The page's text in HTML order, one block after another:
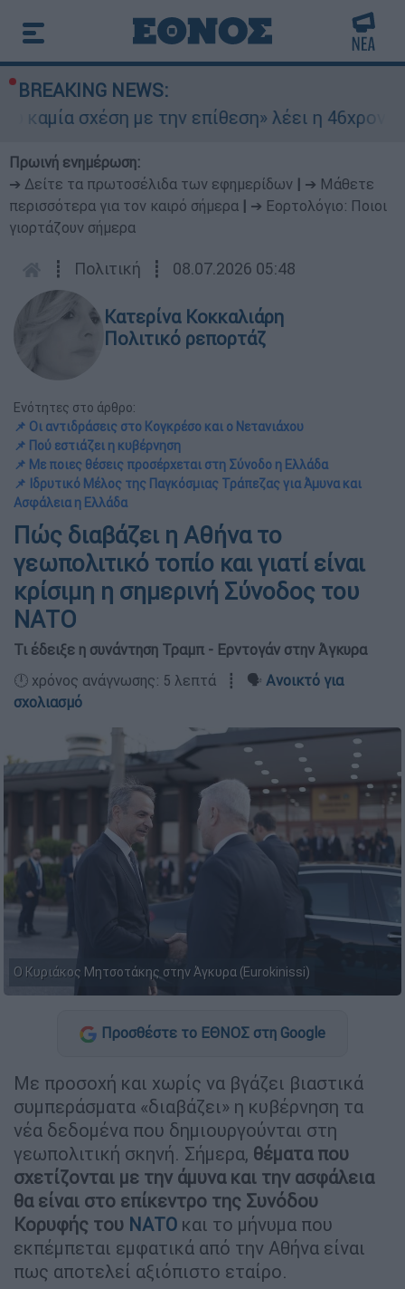
BREAKING NEWS:
σχέση με την επίθεση» λέει η 46χρονη - Τι
Πρωινή ενημέρωση:
➔ Δείτε τα πρωτοσέλιδα των εφημερίδων
➔ Μάθετε
περισσότερα για τον καιρό σήμερα
➔ Εορτολόγιο: Ποιοι
γιορτάζουν σήμερα
┋ Πολιτική ┋ 08.07.2026 05:48
Κατερίνα Κοκκαλιάρη
Πολιτικό ρεπορτάζ
Ενότητες στο άρθρο:
📌 Οι αντιδράσεις στο Κογκρέσο και ο Νετανιάχου
📌 Πού εστιάζει η κυβέρνηση
📌 Με ποιες θέσεις προσέρχεται στη Σύνοδο η Ελλάδα
📌 Ιδρυτικό Μέλος της Παγκόσμιας Τράπεζας για Άμυνα και
Ασφάλεια η Ελλάδα
Πώς διαβάζει η Αθήνα το
γεωπολιτικό τοπίο και γιατί είναι
κρίσιμη η σημερινή Σύνοδος του
ΝΑΤΟ
Τι έδειξε η συνάντηση Τραμπ - Ερντογάν στην Άγκυρα
🕛 χρόνος ανάγνωσης: 5 λεπτά ┋ 🗣️ Ανοικτό για
σχολιασμό
Ο Κυριάκος Μητσοτάκης στην Άγκυρα (Eurokinissi)
Προσθέστε το ΕΘΝΟΣ στη Google
Με προσοχή και χωρίς να βγάζει βιαστικά
συμπεράσματα «διαβάζει» η κυβέρνηση τα
νέα δεδομένα που δημιουργούνται στη
γεωπολιτική σκηνή. Σήμερα, θέματα που
σχετίζονται με την άμυνα και την ασφάλεια
θα είναι στο επίκεντρο της Συνόδου
Κορυφής του ΝΑΤΟ και το μήνυμα που
εκπέμπεται εμφατικά από την Αθήνα είναι
πως αποτελεί αξιόπιστο εταίρο.